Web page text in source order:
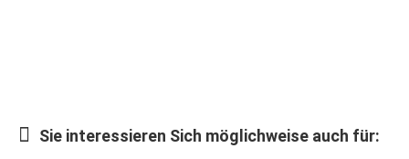
Lifestyle
Sie interessieren Sich möglichweise auch für: